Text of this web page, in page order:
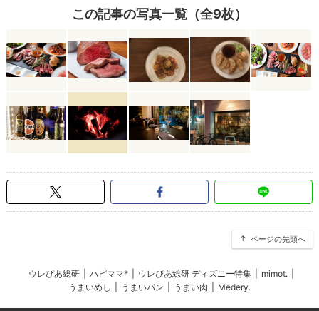
この記事の写真一覧（全9枚）
ページの先頭へ
ウレぴあ総研 ハピママ* ウレぴあ総研 ディズニー特集 mimot.
うまいめし
うまいパン うまい肉 Medery.